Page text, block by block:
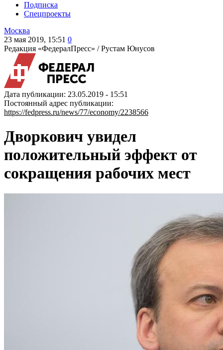
Подписка
Спецпроекты
Москва
23 мая 2019, 15:51 0
Редакция «ФедералПресс» /Рустам Юнусов
Дата публикации: 23.05.2019 - 15:51
Постоянный адрес публикации:
https://fedpress.ru/news/77/economy/2238566
Дворкович увидел
положительный эффект от
сокращения рабочих мест